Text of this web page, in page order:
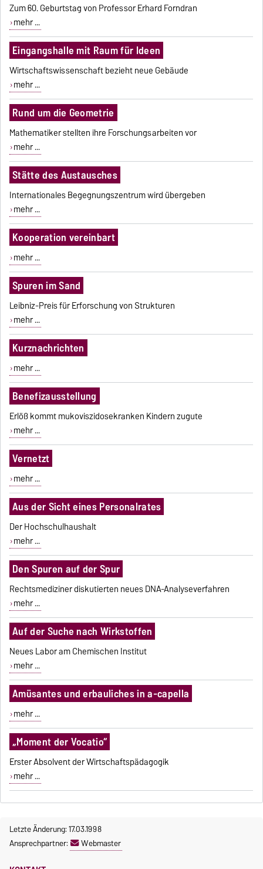
Zum 60. Geburtstag von Professor Erhard Forndran
mehr ...
Eingangshalle mit Raum für Ideen
Wirtschaftswissenschaft bezieht neue Gebäude
mehr ...
Rund um die Geometrie
Mathematiker stellten ihre Forschungsarbeiten vor
mehr ...
Stätte des Austausches
Internationales Begegnungszentrum wird übergeben
mehr ...
Kooperation vereinbart
mehr ...
Spuren im Sand
Leibniz-Preis für Erforschung von Strukturen
mehr ...
Kurznachrichten
mehr ...
Benefizausstellung
Erlöß kommt mukoviszidosekranken Kindern zugute
mehr ...
Vernetzt
mehr ...
Aus der Sicht eines Personalrates
Der Hochschulhaushalt
mehr ...
Den Spuren auf der Spur
Rechtsmediziner diskutierten neues DNA-Analyseverfahren
mehr ...
Auf der Suche nach Wirkstoffen
Neues Labor am Chemischen Institut
mehr ...
Amüsantes und erbauliches in a-capella
mehr ...
„Moment der Vocatio“
Erster Absolvent der Wirtschaftspädagogik
mehr ...
Letzte Änderung: 17.03.1998
Ansprechpartner:
Webmaster